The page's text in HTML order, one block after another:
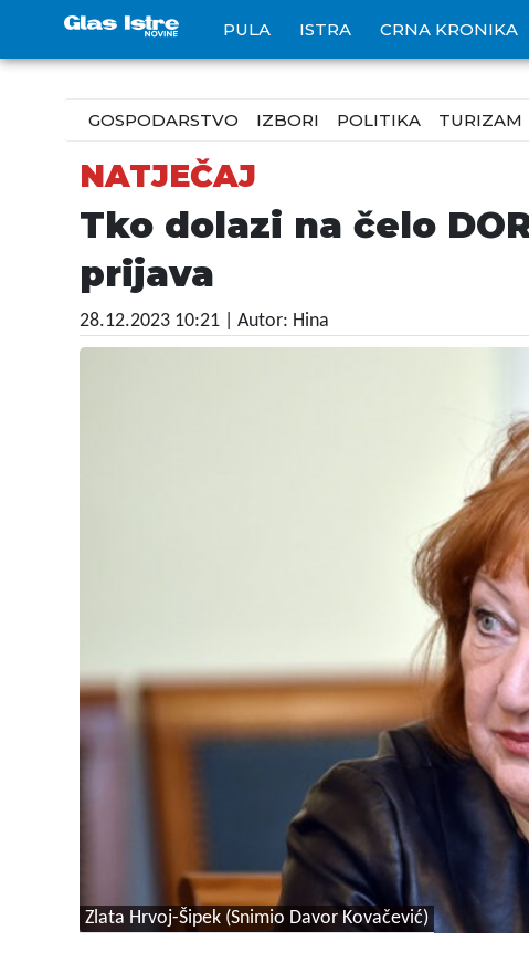
PULA ISTRA CRNA KRONIKA
GOSPODARSTVO IZBORI POLITIKA TURIZAM
NATJEČAJ
Tko dolazi na čelo
prijava
28.12.2023 10:21 | Autor: Hina
Zlata Hrvoj-Šipek (Snimio Davor Kovačević)